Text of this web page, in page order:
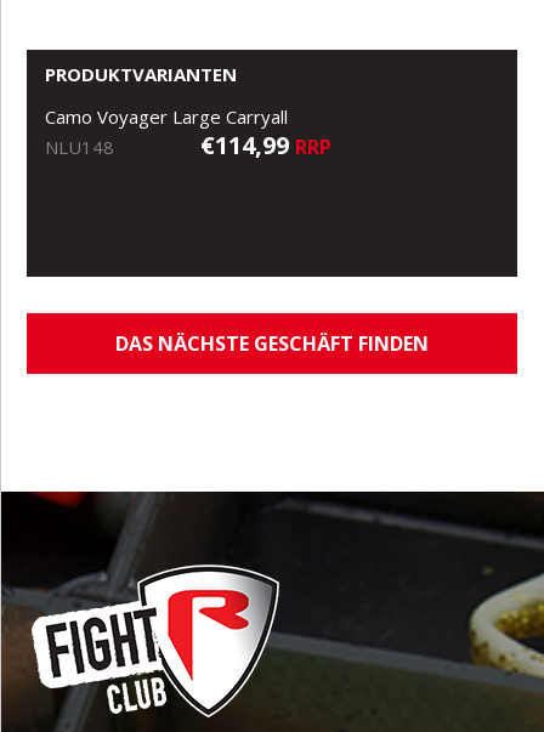
PRODUKTVARIANTEN
Camo Voyager Large Carryall
NLU148
€114,99 RRP
DAS NÄCHSTE GESCHÄFT FINDEN